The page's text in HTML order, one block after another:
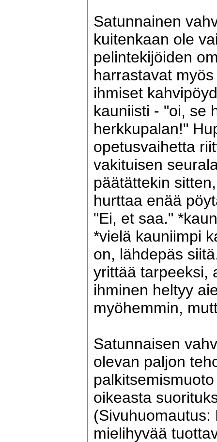
Satunnainen
kuitenkaan ole
pelintekijöiden
harrastavat
ihmiset
kauniisti - "oi, se
herkkupalan!"
opetusvaihetta
vakituisen
päätättekin
hurttaa enää
"Ei, et saa."
*vielä kauniimpi
on, lähdepäs
yrittää tarpeeksi,
ihminen heltyy
myöhemmin,
Satunnaisen
olevan paljon
oikeasta
mielihyvää